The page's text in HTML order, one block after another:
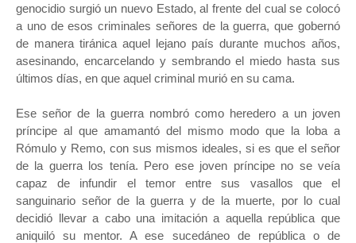
genocidio surgió un nuevo Estado, al frente del cual se colocó
a uno de esos criminales señores de la guerra, que gobernó
de manera tiránica aquel lejano país durante muchos años,
asesinando, encarcelando y sembrando el miedo hasta sus
últimos días, en que aquel criminal murió en su cama.
Ese señor de la guerra nombró como heredero a un joven
príncipe al que amamantó del mismo modo que la loba a
Rómulo y Remo, con sus mismos ideales, si es que el señor
de la guerra los tenía. Pero ese joven príncipe no se veía
capaz de infundir el temor entre sus vasallos que el
sanguinario señor de la guerra y de la muerte, por lo cual
decidió llevar a cabo una imitación a aquella república que
aniquiló su mentor. A ese sucedáneo de república o de